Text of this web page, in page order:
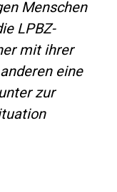
Menschen
LPBZ-
mit ihrer
eine
zur